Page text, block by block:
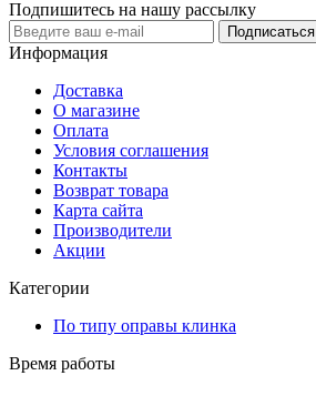
Подпишитесь на нашу рассылку
Подписаться
Информация
Доставка
О магазине
Оплата
Условия соглашения
Контакты
Возврат товара
Карта сайта
Производители
Акции
Категории
По типу оправы клинка
Время работы